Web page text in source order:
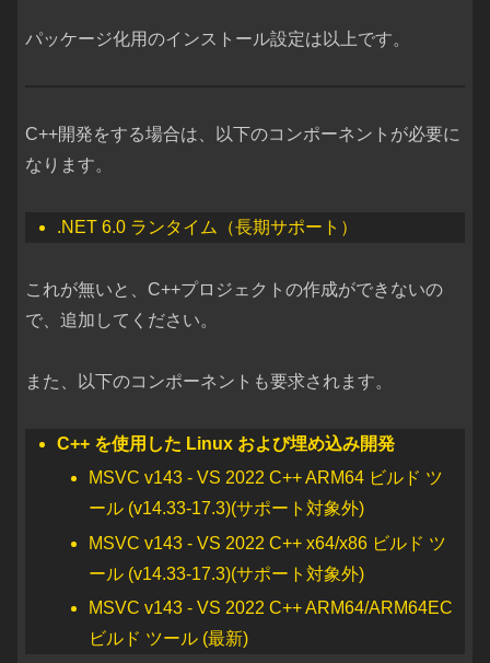
パッケージ化用のインストール設定は以上です。
C++開発をする場合は、以下のコンポーネントが必要に
なります。
.NET 6.0 ランタイム（長期サポート）
これが無いと、C++プロジェクトの作成ができないの
で、追加してください。
また、以下のコンポーネントも要求されます。
C++ を使用した Linux および埋め込み開発
MSVC v143 - VS 2022 C++ ARM64 ビルド ツ
ール (v14.33-17.3)(サポート対象外)
MSVC v143 - VS 2022 C++ x64/x86 ビルド ツ
ール (v14.33-17.3)(サポート対象外)
MSVC v143 - VS 2022 C++ ARM64/ARM64EC
ビルド ツール (最新)